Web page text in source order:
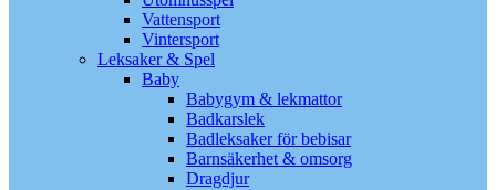
Vattensport
Vintersport
Leksaker & Spel
Baby
Babygym & lekmattor
Badkarslek
Badleksaker för bebisar
Barnsäkerhet & omsorg
Dragdjur